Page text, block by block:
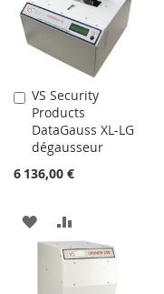
VS Security
Products
DataGauss XL-LG
dégausseur
6 136,00 €
Ajouter
au
panier
AJOUTER
AU
COMPARATEUR